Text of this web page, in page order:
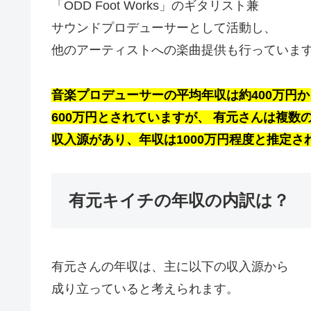
「ODD Foot Works」のギタリスト兼
サウンドプロデューサーとして活動し、
他のアーティストへの楽曲提供も行っています
音楽プロデューサーの平均年収は約400万円か
600万円とされていますが、
有元さんは複数
収入源があり、年収は1000万円程度と推定さ
有元キイチの年収の内訳は？
有元さんの年収は、主に以下の収入源から
成り立っていると考えられます。